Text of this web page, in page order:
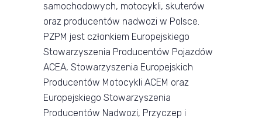
samochodowych, motocykli, skuterów
oraz producentów nadwozi w Polsce.
PZPM jest członkiem Europejskiego
Stowarzyszenia Producentów Pojazdów
ACEA, Stowarzyszenia Europejskich
Producentów Motocykli ACEM oraz
Europejskiego Stowarzyszenia
Producentów Nadwozi, Przyczep i